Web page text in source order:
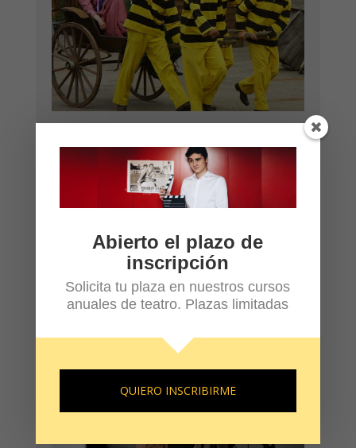
IMPROVISACIÓN Y COMEDIA
Del 13 al 16 de julio
de 17:00h a 19:00h
Abierto el plazo de
inscripción
Solicita tu plaza en nuestros cursos
anuales de teatro. Plazas limitadas
QUIERO INSCRIBIRME